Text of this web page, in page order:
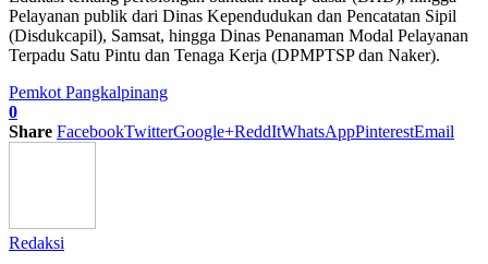
Pelayanan publik dari Dinas Kependudukan dan Pencatatan Sipil
(Disdukcapil), Samsat, hingga Dinas Penanaman Modal Pelayanan
Terpadu Satu Pintu dan Tenaga Kerja (DPMPTSP dan Naker).
Pemkot Pangkalpinang
0
Share FacebookTwitterGoogle+ReddItWhatsAppPinterestEmail
Redaksi